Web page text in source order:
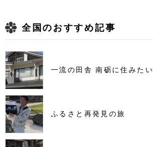
全国のおすすめ記事
一流の田舎 南砺に住みたい
ふるさと再発見の旅